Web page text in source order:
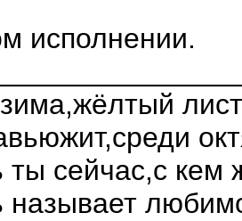
исполнении.
ты сейчас,с кем
называет